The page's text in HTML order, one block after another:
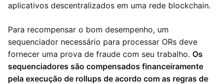
aplicativos descentralizados em uma rede blockchain.
Para recompensar o bom desempenho, um
sequenciador necessário para processar ORs deve
fornecer uma prova de fraude com seu trabalho. Os
sequenciadores são compensados financeiramente
pela execução de rollups de acordo com as regras de